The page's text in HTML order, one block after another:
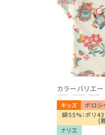
カラーバリエー
キッズ
ポロシ
綿55%：ポリ
(
ナリエ